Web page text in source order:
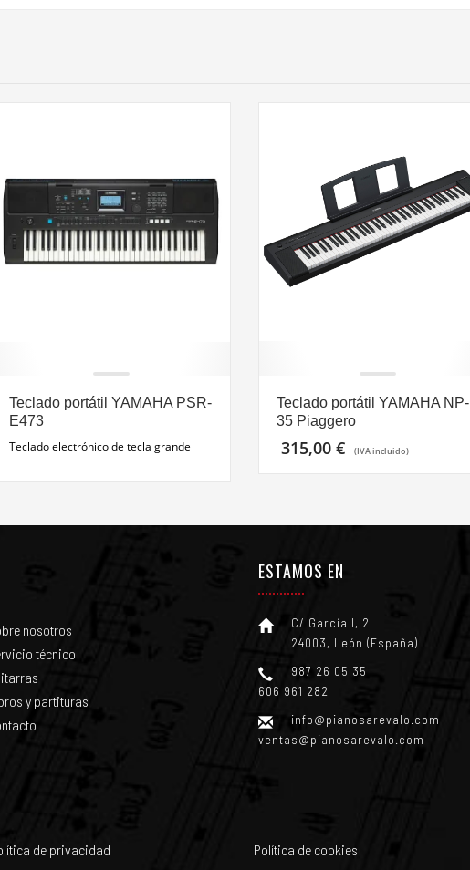
Teclado portátil YAMAHA PSR-
E473
Teclado electrónico de tecla grande
Teclado portátil YAMAHA NP-
35 Piaggero
315,00 € (IVA incluido)
nosotros
técnico
y partituras
ESTAMOS EN
C/ García I, 2
24003, León (España)
987 26 05 35
606 961 282
info@pianosarevalo.com
ventas@pianosarevalo.com
de privacidad Política de cookies